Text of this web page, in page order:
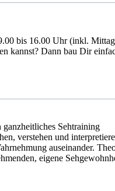
bis 16.00 Uhr (inkl.
kannst? Dann bau Dir
Sehtraining
verstehen und
auseinander.
eigene